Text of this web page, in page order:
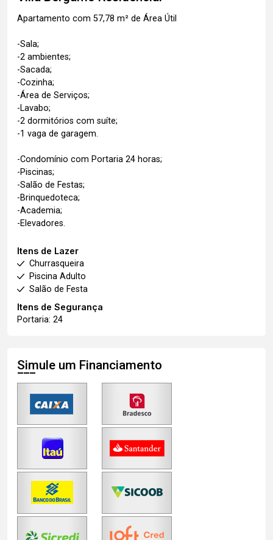
Apartamento com 57,78 m² de Área Útil
-Sala;
-2 ambientes;
-Sacada;
-Cozinha;
-Área de Serviços;
-Lavabo;
-2 dormitórios com suíte;
-1 vaga de garagem.
-Condomínio com Portaria 24 horas;
-Piscinas;
-Salão de Festas;
-Brinquedoteca;
-Academia;
-Elevadores.
Itens de Lazer
Churrasqueira
Piscina Adulto
Salão de Festa
Itens de Segurança
Portaria: 24
Simule um Financiamento